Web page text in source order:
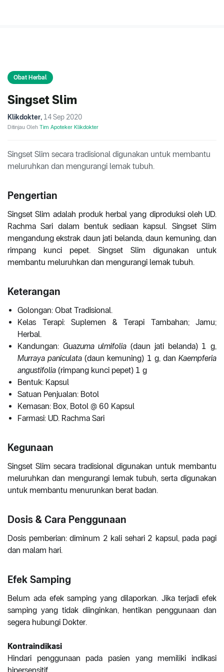
Obat Herbal
Singset Slim
Klikdokter, 14 Sep 2020
Ditinjau Oleh Tim Apoteker Klikdokter
Singset Slim secara tradisional digunakan untuk membantu
meluruhkan dan mengurangi lemak tubuh.
Pengertian
Singset Slim adalah produk herbal yang diproduksi oleh UD.
Rachma Sari dalam bentuk sediaan kapsul. Singset Slim
mengandung ekstrak daun jati belanda, daun kemuning, dan
rimpang kunci pepet. Singset Slim digunakan untuk
membantu meluruhkan dan mengurangi lemak tubuh.
Keterangan
Golongan: Obat Tradisional.
Kelas Terapi: Suplemen & Terapi Tambahan; Jamu;
Herbal.
Kandungan: Guazuma ulmifolia (daun jati belanda) 1 g,
Murraya paniculata (daun kemuning) 1 g, danKaempferia
angustifolia (rimpang kunci pepet) 1 g
Bentuk: Kapsul
Satuan Penjualan: Botol
Kemasan: Box, Botol @ 60 Kapsul
Farmasi: UD. Rachma Sari
Kegunaan
Singset Slim secara tradisional digunakan untuk membantu
meluruhkan dan mengurangi lemak tubuh, serta digunakan
untuk membantu menurunkan berat badan.
Dosis & Cara Penggunaan
Dosis pemberian: diminum 2 kali sehari 2 kapsul, pada pagi
dan malam hari.
Efek Samping
Belum ada efek samping yang dilaporkan. Jika terjadi efek
samping yang tidak diinginkan, hentikan penggunaan dan
segera hubungi Dokter.
Kontraindikasi
Hindari penggunaan pada pasien yang memiliki indikasi